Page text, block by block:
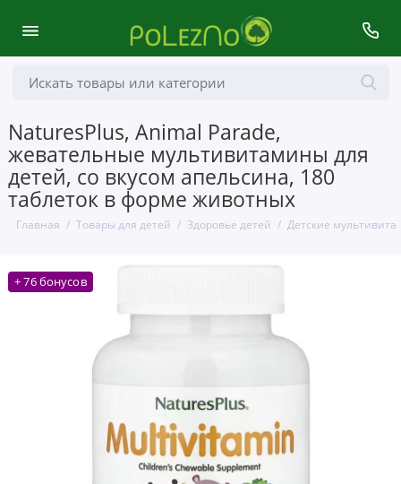
NaturesPlus, Animal Parade,
жевательные мультивитамины для
детей, со вкусом апельсина, 180
таблеток в форме животных
Главная Товары для детей Здоровье детей Детские
+ 76 бонусов